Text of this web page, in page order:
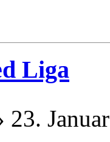
Liga